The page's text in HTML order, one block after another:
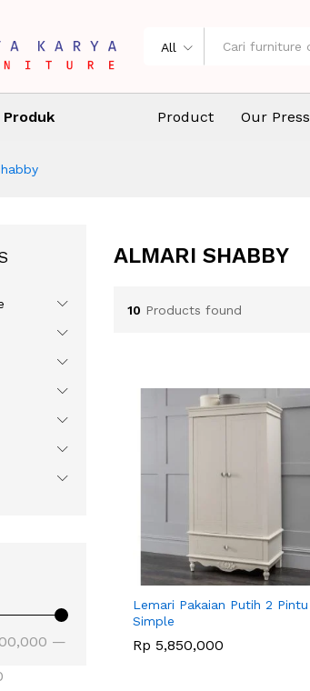
All
Product Our Press
ALMARI SHABBY
10 Products found
Lemari Pakaian Putih 2 Pintu
Simple
Rp 5,850,000
Rp 5,850,000
—